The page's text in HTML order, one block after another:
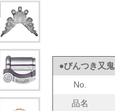
●びんつき又鬼
No.
品名